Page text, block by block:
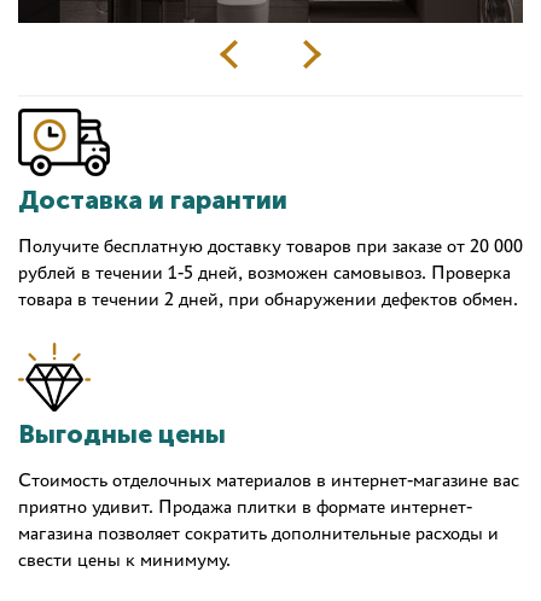
Доставка и гарантии
Получите бесплатную доставку товаров при заказе от 20 000
рублей в течении 1-5 дней, возможен самовывоз. Проверка
товара в течении 2 дней, при обнаружении дефектов обмен.
Выгодные цены
Стоимость отделочных материалов в интернет-магазине вас
приятно удивит. Продажа плитки в формате интернет-
магазина позволяет сократить дополнительные расходы и
свести цены к минимуму.